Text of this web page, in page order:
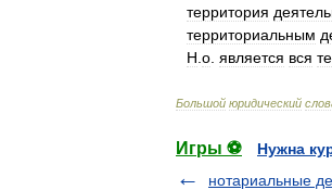
территория
территориальным
Н о является вся
Большой юридический
Игры ⚽
Нужна
нотариальные